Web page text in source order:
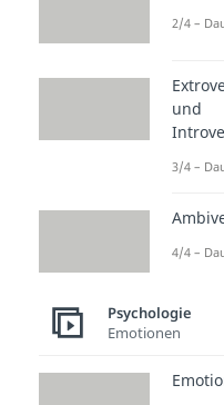
Das
gar
So
und
Je
2/4 –
und
3/4 –
4/4 –
Psychologie
Emotionen